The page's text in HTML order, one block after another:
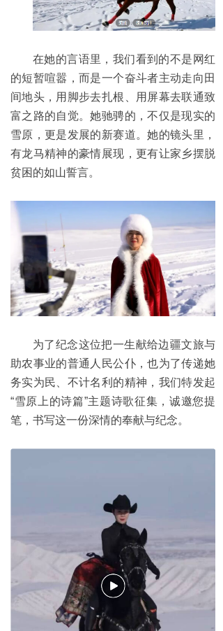
在她的言语里，我们看到的不是网红
的短暂喧嚣，而是一个奋斗者主动走向田
间地头，用脚步去扎根、用屏幕去联通致
富之路的自觉。她驰骋的，不仅是现实的
雪原，更是发展的新赛道。她的镜头里，
有龙马精神的豪情展现，更有让家乡摆脱
贫困的如山誓言。
为了纪念这位把一生献给边疆文旅与
助农事业的普通人民公仆，也为了传递她
务实为民、不计名利的精神，我们特发起
“雪原上的诗篇”主题诗歌征集，诚邀您提
笔，书写这一份深情的奉献与纪念。